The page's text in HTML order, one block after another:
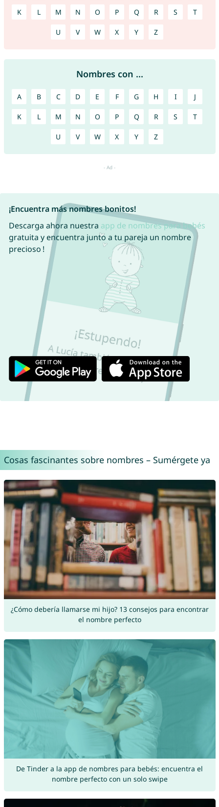
K L M N O P Q R S T
U V W X Y Z
Nombres con ...
A B C D E F G H I J
K L M N O P Q R S T
U V W X Y Z
¡Encuentra más nombres bonitos!
Descarga ahora nuestra app de nombres para bebés
gratuita y encuentra junto a tu pareja un nombre
precioso !
Cosas fascinantes sobre nombres – Sumérgete ya
¿Cómo debería llamarse mi hijo? 13 consejos para encontrar
el nombre perfecto
De Tinder a la app de nombres para bebés: encuentra el
nombre perfecto con un solo swipe